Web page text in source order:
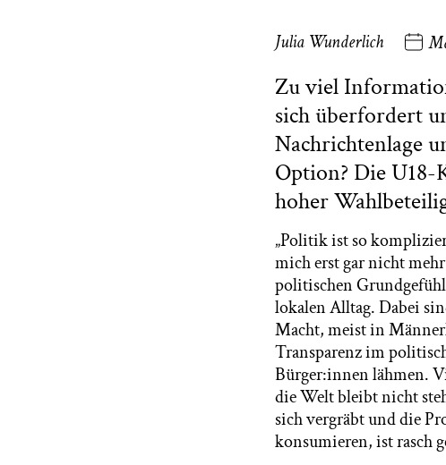
Julia Wunderlich
Zu viel
sich überfordert
Nachrichtenlage
Option? Die U18-
hoher
„Politik ist so
mich erst gar nicht
politischen
lokalen Alltag. Dabei
Macht, meist in
Transparenz im
Bürger:innen lähmen.
die Welt bleibt nicht
sich vergräbt und die
konsumieren, ist rasch